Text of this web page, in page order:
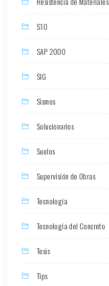
S10
SAP 2000
SIG
Sismos
Solucionarios
Suelos
Supervisión de Obras
Tecnología
Tecnología del Concreto
Tesis
Tips